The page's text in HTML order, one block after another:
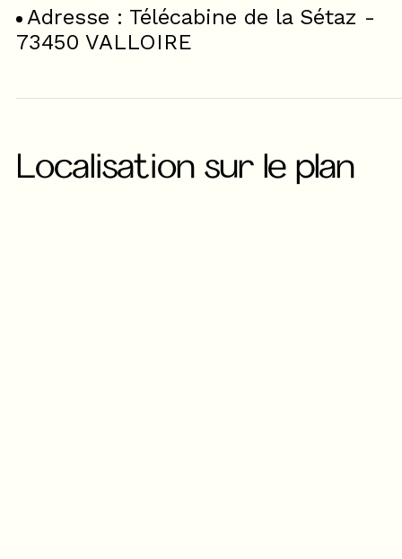
Adresse : Télécabine de la Sétaz -
73450 VALLOIRE
Localisation sur le plan